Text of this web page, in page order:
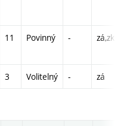
11 Povinný - zá,zk
3 Volitelný - zá